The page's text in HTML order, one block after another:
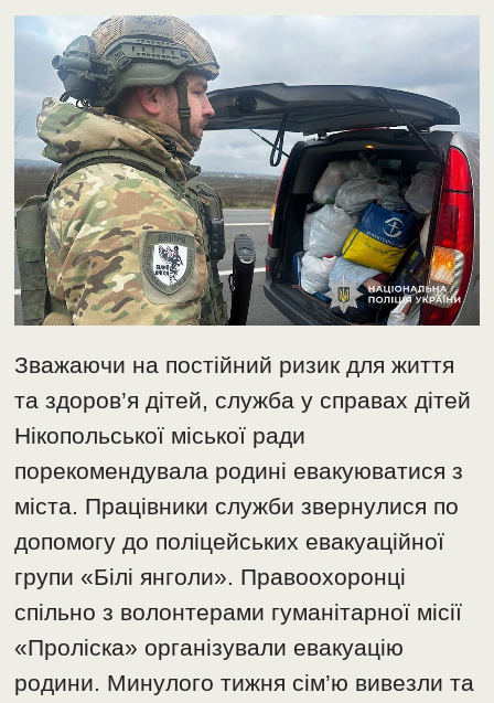
Зважаючи на постійний ризик для життя
та здоров’я дітей, служба у справах дітей
Нікопольської міської ради
порекомендувала родині евакуюватися з
міста. Працівники служби звернулися по
допомогу до поліцейських евакуаційної
групи «Білі янголи». Правоохоронці
спільно з волонтерами гуманітарної місії
«Проліска» організували евакуацію
родини. Минулого тижня сім’ю вивезли та